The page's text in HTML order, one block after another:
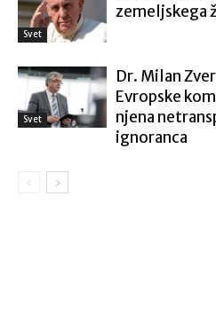
Svet
zemeljskega
Svet
Dr. Milan
Evropske
njena
ignoranca